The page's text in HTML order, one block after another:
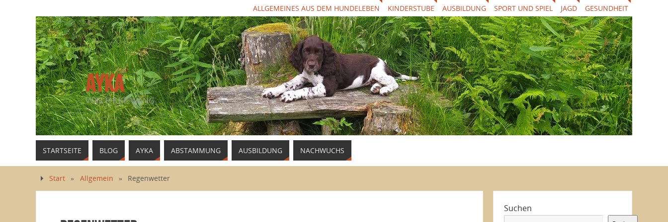
ALLGEMEINES AUS DEM HUNDELEBEN KINDERSTUBE AUSBILDUNG SPORT UND SPIEL JAGD GESUNDHEIT
AYKA
VON THUREWANG
STARTSEITE BLOG AYKA ABSTAMMUNG AUSBILDUNG NACHWUCHS
Start » Allgemein » Regenwetter
Suchen